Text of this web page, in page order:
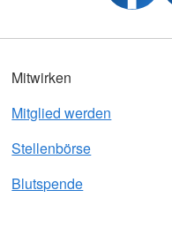
Mitwirken
Mitglied werden
Stellenbörse
Blutspende